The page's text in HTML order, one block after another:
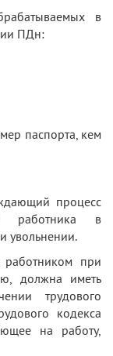
в
ПДн:
паспорта, кем
процесс
работника в
увольнении.
работником при
должна иметь
трудового
кодекса
на работу,